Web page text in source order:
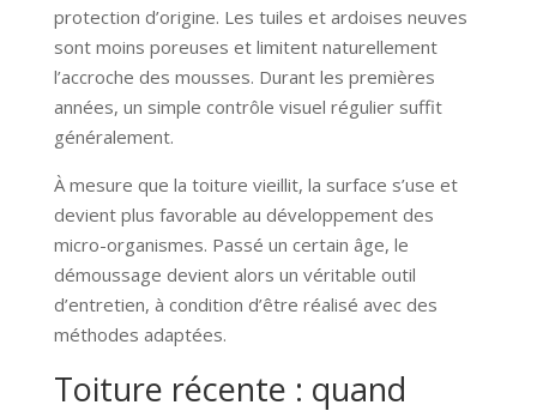
protection d’origine. Les tuiles et ardoises neuves
sont moins poreuses et limitent naturellement
l’accroche des mousses. Durant les premières
années, un simple contrôle visuel régulier suffit
généralement.
À mesure que la toiture vieillit, la surface s’use et
devient plus favorable au développement des
micro-organismes. Passé un certain âge, le
démoussage devient alors un véritable outil
d’entretien, à condition d’être réalisé avec des
méthodes adaptées.
Toiture récente : quand